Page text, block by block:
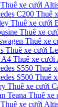
Thuê xe cưới
Thuê
Thuê xe cưới
Thuê xe
Thuê xe
Thuê xe cưới
Thuê xe cưới
Thuê
Thuê
Thuê xe cưới
Thuê xe
Thuê xe cưới